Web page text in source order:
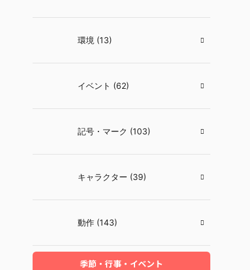
環境 (13)
イベント (62)
記号・マーク (103)
キャラクター (39)
動作 (143)
季節・行事・イベント